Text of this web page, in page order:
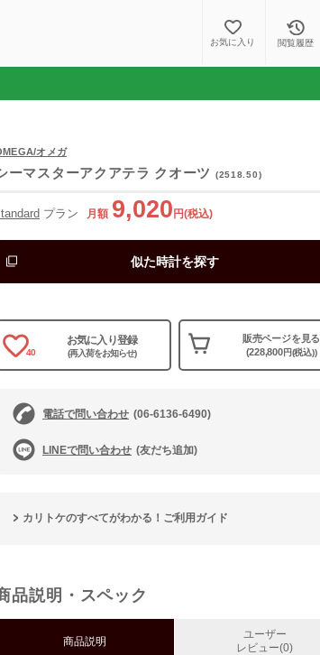
お気に入り 閲覧履歴
オメガ
ーマスターアクアテラ クオーツ (2518.50)
プラン 月額 9,020 円(税込)
似た時計を探す
40
お気に入り登録
(再入荷をお知らせ)
販売ページを見る
(228,800円(税込))
電話で問い合わせ (06-6136-6490)
LINEで問い合わせ (友だち追加)
カリトケのすべてがわかる！ご利用ガイド
品説明・スペック
商品説明
ユーザー
レビュー(0)